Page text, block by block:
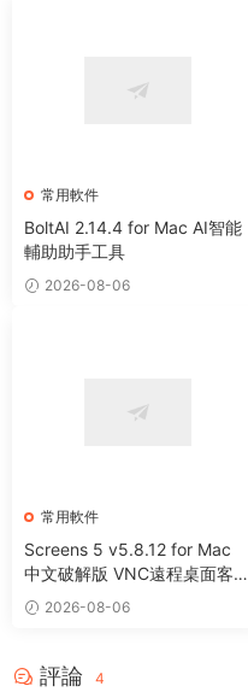
常用軟件
BoltAI 2.14.4 for Mac AI智能
輔助助手工具
2026-08-06
常用軟件
Screens 5 v5.8.12 for Mac
中文破解版 VNC遠程桌面客戶
端應用程序
2026-08-06
評論 4